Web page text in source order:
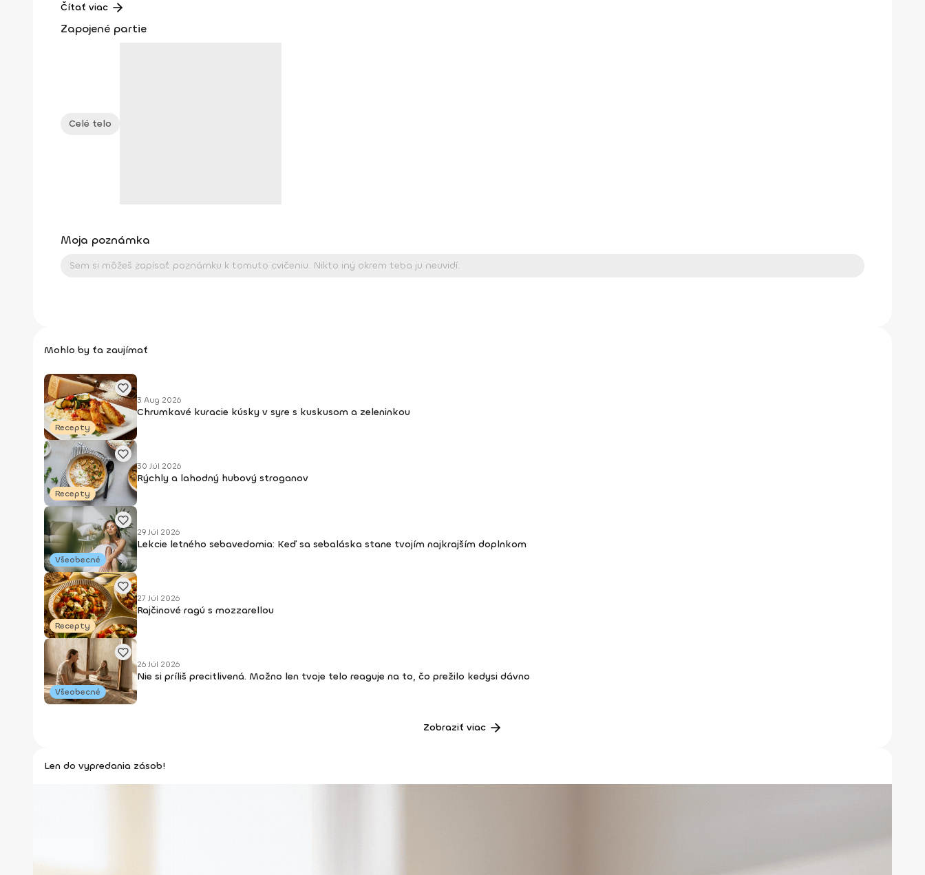
Čítať viac
Zapojené partie
Celé telo
Moja poznámka
Mohlo by ťa zaujímať
Recepty
3 Aug 2026
Chrumkavé kuracie kúsky v syre s kuskusom a zeleninkou
Recepty
30 Júl 2026
Rýchly a lahodný hubový stroganov
Všeobecné
29 Júl 2026
Lekcie letného sebavedomia: Keď sa sebaláska stane tvojím najkrajším doplnkom
Recepty
27 Júl 2026
Rajčinové ragú s mozzarellou
Všeobecné
26 Júl 2026
Nie si príliš precitlivená. Možno len tvoje telo reaguje na to, čo prežilo kedysi dávno
Zobraziť viac
Len do vypredania zásob!